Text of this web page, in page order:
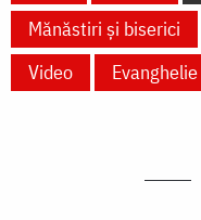
Mănăstiri și biserici
Video
Evanghelie